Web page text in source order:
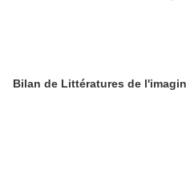
Bilan de Littératures de